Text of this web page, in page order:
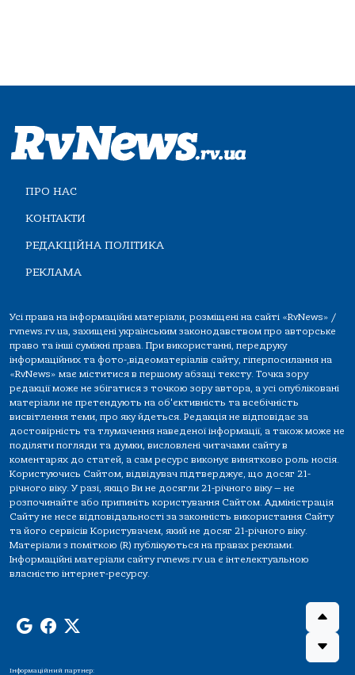
ПРО НАС
КОНТАКТИ
РЕДАКЦІЙНА ПОЛІТИКА
РЕКЛАМА
Усі права на інформаційні матеріали, розміщені на сайті «RvNews» /
rvnews.rv.ua, захищені українським законодавством про авторське
право та інші суміжні права. При використанні, передруку
інформаційних та фото-,відеоматеріалів сайту, гіперпосилання на
«RvNews» має міститися в першому абзаці тексту. Точка зору
редакції може не збігатися з точкою зору автора, а усі опубліковані
матеріали не претендують на об'єктивність та всебічність
висвітлення теми, про яку йдеться. Редакція не відповідає за
достовірність та тлумачення наведеної інформації, а також може не
поділяти погляди та думки, висловлені читачами сайту в
коментарях до статей, а сам ресурс виконує винятково роль носія.
Користуючись Сайтом, відвідувач підтверджує, що досяг 21-
річного віку. У разі, якщо Ви не досягли 21-річного віку — не
розпочинайте або припиніть користування Сайтом. Адміністрація
Сайту не несе відповідальності за законність використання Сайту
та його сервісів Користувачем, який не досяг 21-річного віку.
Матеріали з поміткою (R) публікуються на правах реклами.
Інформаційні матеріали сайту rvnews.rv.ua є інтелектуальною
власністю інтернет-ресурсу.
Інформаційний партнер: